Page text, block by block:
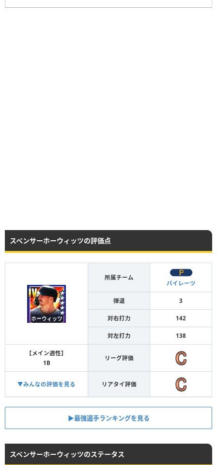
スペンサーホーウィッツの評価点
所属チーム
パイレーツ
弾道 3
対右打力 142
対左打力 138
【メイン適性】
1B
リーグ評価
▼みんなの評価を見る リアタイ評価
▶︎最強選手ランキングを見る
スペンサーホーウィッツのステータス